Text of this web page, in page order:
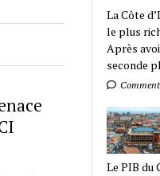
La Côte
le plus
Après
seconde
Le PIB du